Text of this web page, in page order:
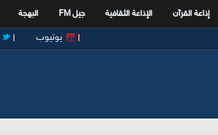
إذاعة القرآن الإذاعة الثقافية جيل FM البهجة
يوتيوب